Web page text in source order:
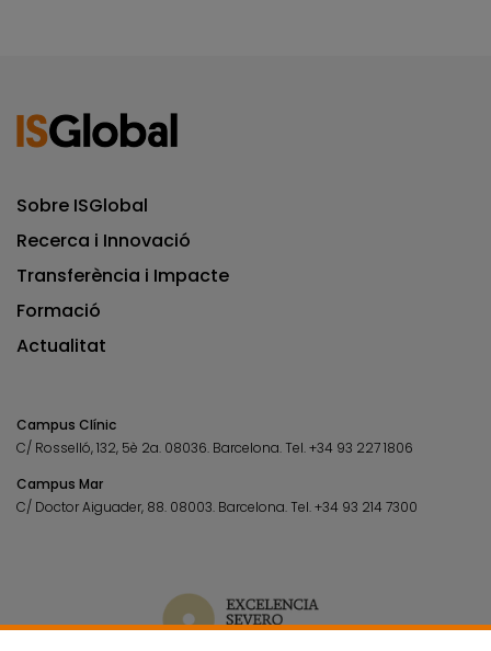
Sobre ISGlobal
Recerca i Innovació
Transferència i Impacte
Formació
Actualitat
Campus Clínic
C/ Rosselló, 132, 5è 2a. 08036. Barcelona.Tel.+34 93 227 1806
Campus Mar
C/ Doctor Aiguader, 88. 08003. Barcelona.Tel.+34 93 214 7300